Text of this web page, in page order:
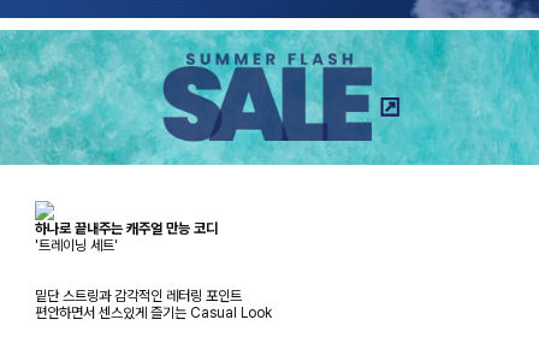
하나로 끝내주는 캐주얼 만능 코디
'트레이닝 세트'
밑단 스트링과 감각적인 레터링 포인트
편안하면서 센스있게 즐기는 Casual Look